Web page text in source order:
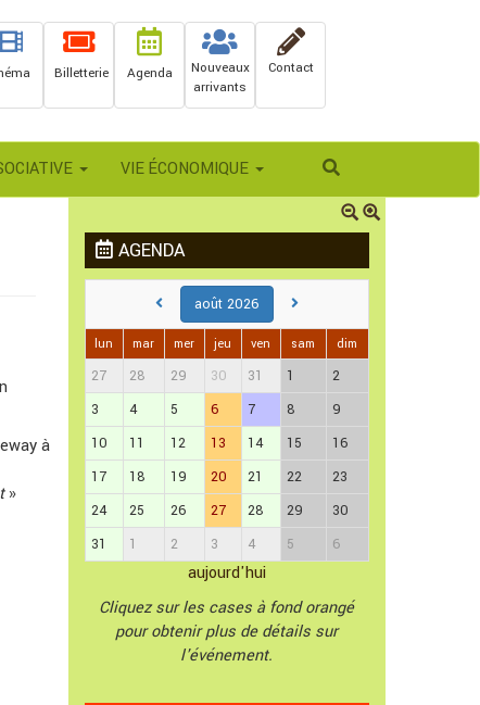
Contact
Nouveaux
arrivants
Agenda
Billetterie
Rechercher
VIE ÉCONOMIQUE
à
»
AGENDA
août 2026
lun mar mer jeu ven sam dim
27 28 29 30 31 1
2
3
4 5 6 7 8
9
10
11 12 13 14 15
16
17
18 19 20 21 22
23
24
25 26 27 28 29
30
31
1 2 3 4 5 6
aujourd'hui
Cliquez sur les cases à fond orangé
pour obtenir plus de détails sur
l'événement.